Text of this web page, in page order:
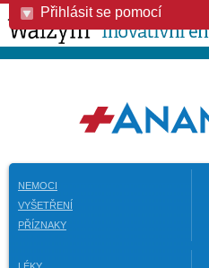
Přihlásit se pomocí
NEMOCI
VYŠETŘENÍ
PŘÍZNAKY